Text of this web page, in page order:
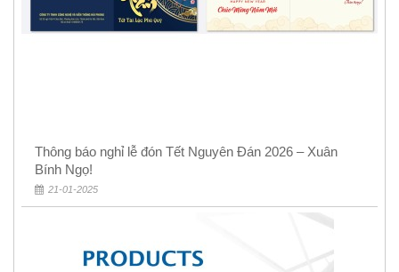
Thông báo nghỉ lễ đón Tết Nguyên Đán 2026 – Xuân
Bính Ngọ!
21-01-2025